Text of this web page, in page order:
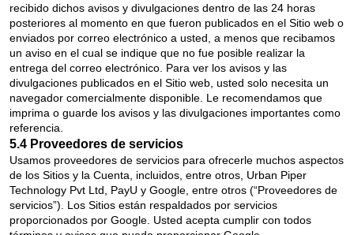
recibido dichos avisos y divulgaciones dentro de las 24 horas
posteriores al momento en que fueron publicados en el Sitio web o
enviados por correo electrónico a usted, a menos que recibamos
un aviso en el cual se indique que no fue posible realizar la
entrega del correo electrónico. Para ver los avisos y las
divulgaciones publicados en el Sitio web, usted solo necesita un
navegador comercialmente disponible. Le recomendamos que
imprima o guarde los avisos y las divulgaciones importantes como
referencia.
5.4 Proveedores de servicios
Usamos proveedores de servicios para ofrecerle muchos aspectos
de los Sitios y la Cuenta, incluidos, entre otros, Urban Piper
Technology Pvt Ltd, PayU y Google, entre otros (“Proveedores de
servicios”). Los Sitios están respaldados por servicios
proporcionados por Google. Usted acepta cumplir con todos